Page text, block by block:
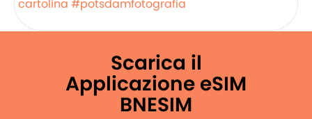
cartolina #potsdamfotografia
Scarica il
Applicazione eSIM
BNESIM